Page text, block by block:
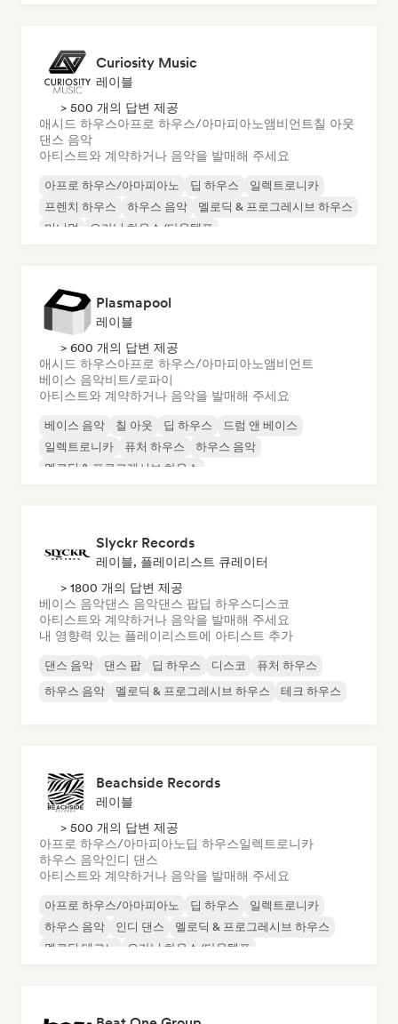
Curiosity Music
레이블
> 500 개의 답변 제공
애시드 하우스아프로 하우스/아마피아노앰비언트칠 아웃
댄스 음악
아티스트와 계약하거나 음악을 발매해 주세요
아프로 하우스/아마피아노 딥 하우스
일렉트로니카
프렌치 하우스
하우스 음악
멜로딕 & 프로그레시브 하우스
미니멀
오가닉 하우스/다운템포
Plasmapool
레이블
> 600 개의 답변 제공
애시드 하우스아프로 하우스/아마피아노앰비언트
베이스 음악비트/로파이
아티스트와 계약하거나 음악을 발매해 주세요
베이스 음악 칠 아웃 딥 하우스
드럼 앤 베이스
일렉트로니카
퓨처 하우스
하우스 음악
멜로딕 & 프로그레시브 하우스
Slyckr Records
레이블, 플레이리스트 큐레이터
> 1800 개의 답변 제공
베이스 음악댄스 음악댄스 팝딥 하우스디스코
아티스트와 계약하거나 음악을 발매해 주세요
내 영향력 있는 플레이리스트에 아티스트 추가
댄스 음악 댄스 팝 딥 하우스 디스코
퓨처 하우스
하우스 음악
멜로딕 & 프로그레시브 하우스 테크 하우스
Beachside Records
레이블
> 500 개의 답변 제공
아프로 하우스/아마피아노딥 하우스일렉트로니카
하우스 음악인디 댄스
아티스트와 계약하거나 음악을 발매해 주세요
아프로 하우스/아마피아노 딥 하우스
일렉트로니카
하우스 음악
인디 댄스
멜로딕 & 프로그레시브 하우스
멜로딕 테크노
오가닉 하우스/다운템포